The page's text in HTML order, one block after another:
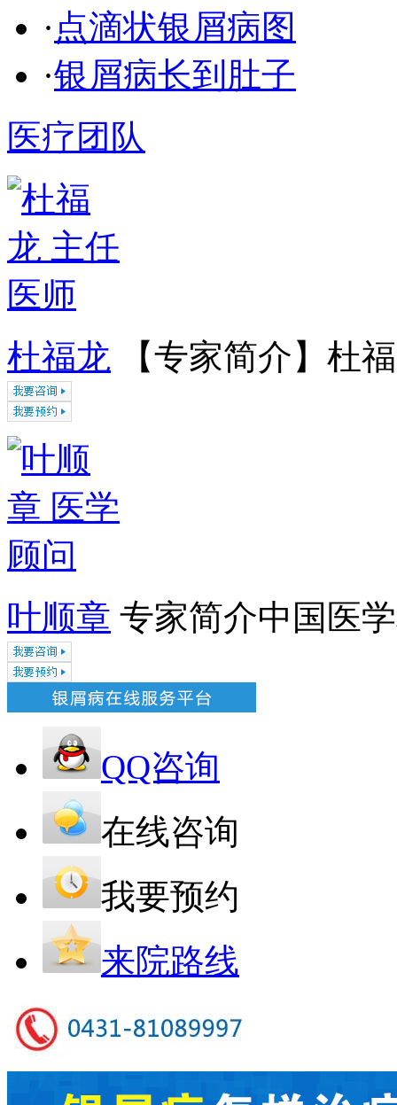
· 点滴状银屑病图
·银屑病长到肚子
医疗团队
杜福龙 【专家简介】杜
叶顺章 专家简介中国医
QQ咨询
在线咨询
我要预约
来院路线